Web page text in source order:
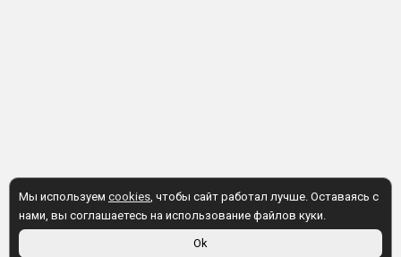
Мы используем cookies, чтобы сайт работал лучше. Оставаясь с
нами, вы соглашаетесь на использование файлов куки.
Ok